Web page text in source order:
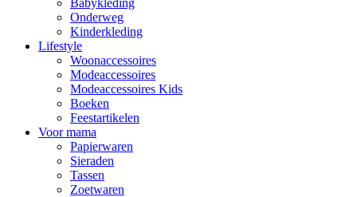
Babykleding
Onderweg
Kinderkleding
Lifestyle
Woonaccessoires
Modeaccessoires
Modeaccessoires Kids
Boeken
Feestartikelen
Voor mama
Papierwaren
Sieraden
Tassen
Zoetwaren